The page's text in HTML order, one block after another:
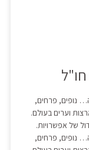
חו"ל
נופים, פרחים,
וערים בעולם.
של אפשרויות.
נופים, פרחים,